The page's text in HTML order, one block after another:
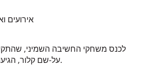
אירועים
לכנס משחקי החשיבה השמיני,
על-שם קלור, הגיעו למעלה ל-400 אורחים.